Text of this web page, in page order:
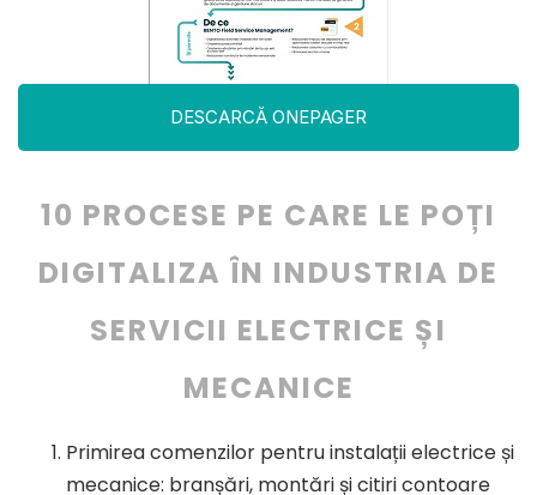
DESCARCĂ ONEPAGER
10 PROCESE PE CARE LE POȚI
DIGITALIZA ÎN INDUSTRIA DE
SERVICII ELECTRICE ȘI
MECANICE
Primirea comenzilor pentru instalații electrice și
mecanice: branșări, montări și citiri contoare